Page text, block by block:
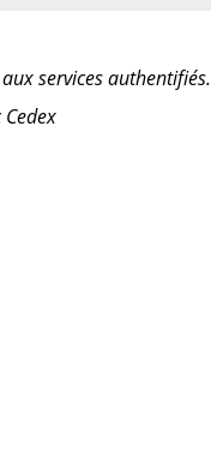
services authentifiés.